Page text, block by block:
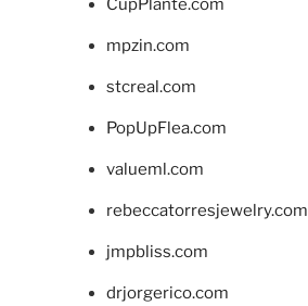
CupPlante.com
mpzin.com
stcreal.com
PopUpFlea.com
valueml.com
rebeccatorresjewelry.com
jmpbliss.com
drjorgerico.com